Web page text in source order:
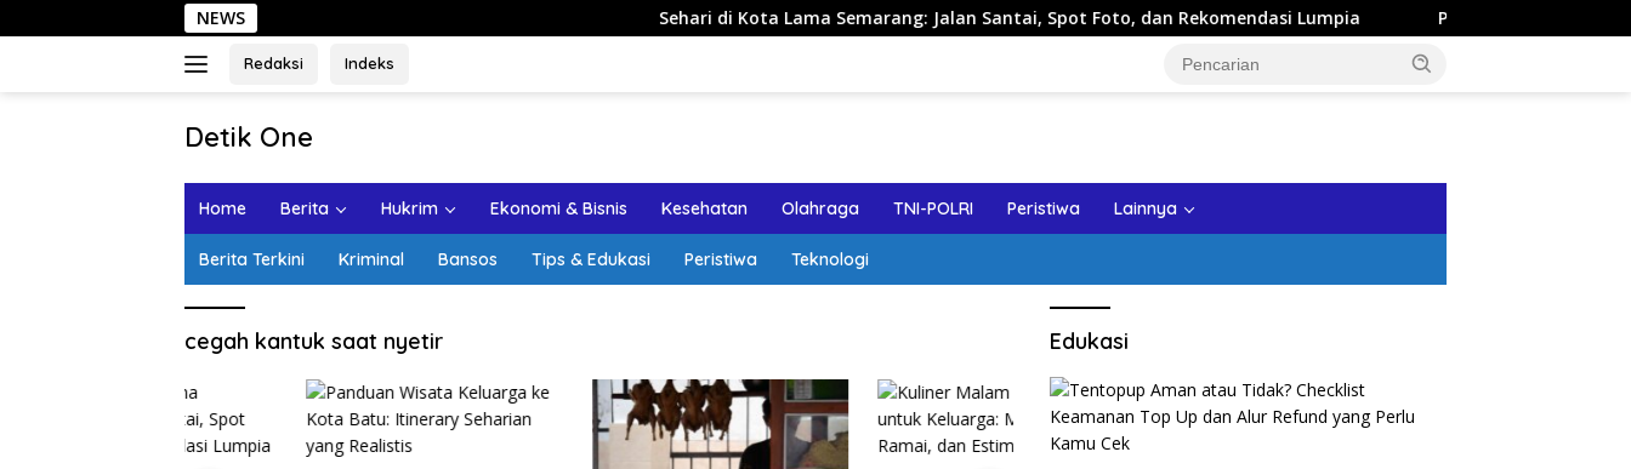
ke
NEWS Sehari di Kota Lama Semarang: Jalan Santai, Spot Foto, dan Rekomendasi Lumpia Panduan Wisata Keluarga ke
Redaksi Indeks
Detik One
Ungkap
Home Berita Hukrim Ekonomi & Bisnis Kesehatan Olahraga TNI-POLRI Peristiwa Lainnya
Berita Terkini Kriminal Bansos Tips & Edukasi Peristiwa Teknologi
cegah kantuk saat nyetir Edukasi